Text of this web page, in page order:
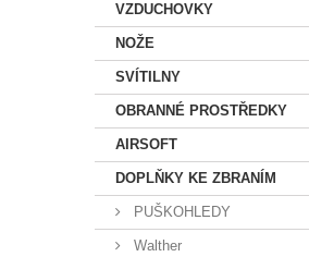
VZDUCHOVKY
NOŽE
SVÍTILNY
OBRANNÉ PROSTŘEDKY
AIRSOFT
DOPLŇKY KE ZBRANÍM
PUŠKOHLEDY
Walther